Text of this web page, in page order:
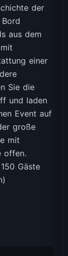
der
aus dem
einer
Sie die
und laden
Event auf
große
mit
offen.
Gäste